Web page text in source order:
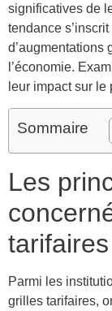
significatives de
tendance
d’augmentations
l’économie.
leur impact sur
Sommaire
Les
tarifaires
Parmi les
grilles tarifaires,